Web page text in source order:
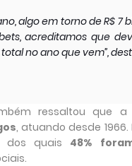
algo em torno de R$
acreditamos que
no ano que vem”,
ressaltou que a
, atuando desde 1966.
dos quais 48%